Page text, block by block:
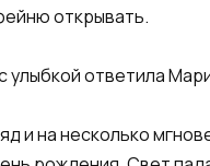
открывать.
улыбкой ответила
и на несколько